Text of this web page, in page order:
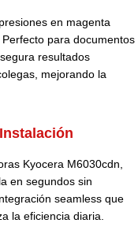
en magenta
para documentos
resultados
mejorando la
Kyocera M6030cdn,
en segundos sin
seamless que
la eficiencia diaria.